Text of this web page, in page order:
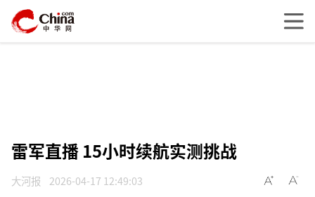
雷军直播 15小时续航实测挑战
大河报 2026-04-17 12:49:03